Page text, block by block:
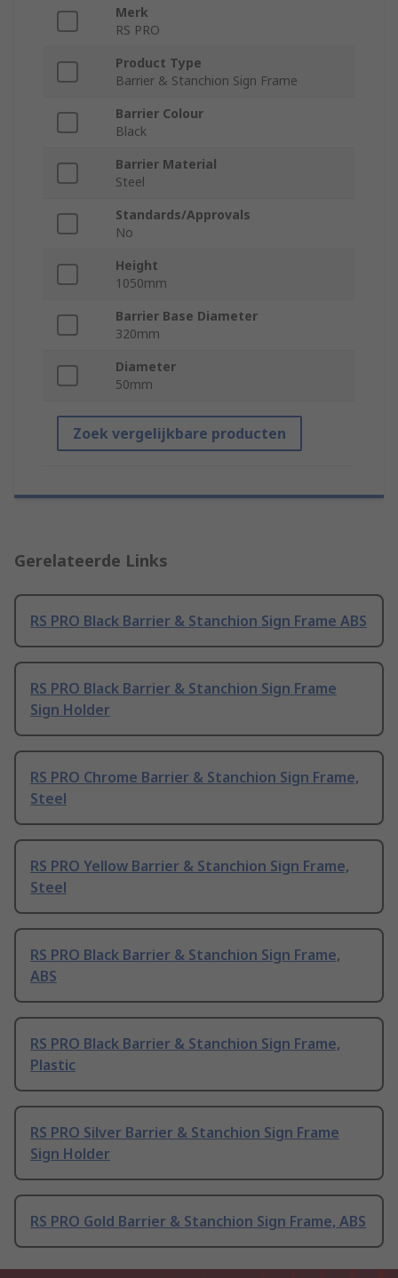
Merk
RS PRO
Product Type
Barrier & Stanchion Sign Frame
Barrier Colour
Black
Barrier Material
Steel
Standards/Approvals
No
Height
1050mm
Barrier Base Diameter
320mm
Diameter
50mm
Zoek vergelijkbare producten
Gerelateerde Links
RS PRO Black Barrier & Stanchion Sign Frame ABS
RS PRO Black Barrier & Stanchion Sign Frame
Sign Holder
RS PRO Chrome Barrier & Stanchion Sign Frame,
Steel
RS PRO Yellow Barrier & Stanchion Sign Frame,
Steel
RS PRO Black Barrier & Stanchion Sign Frame,
ABS
RS PRO Black Barrier & Stanchion Sign Frame,
Plastic
RS PRO Silver Barrier & Stanchion Sign Frame
Sign Holder
RS PRO Gold Barrier & Stanchion Sign Frame, ABS